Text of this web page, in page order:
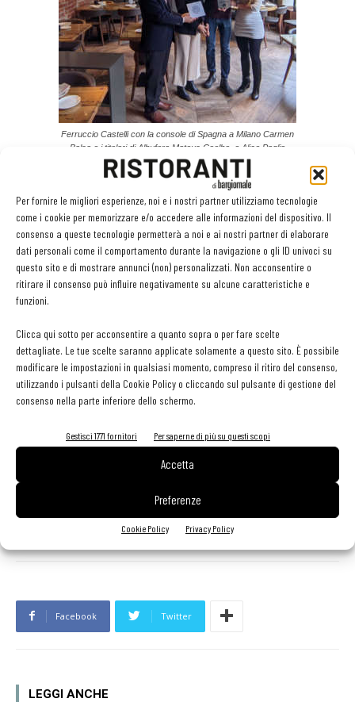
Per fornire le migliori esperienze, noi e i nostri partner utilizziamo tecnologie
come i cookie per memorizzare e/o accedere alle informazioni del dispositivo. Il
consenso a queste tecnologie permetterà a noi e ai nostri partner di elaborare
dati personali come il comportamento durante la navigazione o gli ID univoci su
questo sito e di mostrare annunci (non) personalizzati. Non acconsentire o
ritirare il consenso può influire negativamente su alcune caratteristiche e
funzioni.
Clicca qui sotto per acconsentire a quanto sopra o per fare scelte
dettagliate. Le tue scelte saranno applicate solamente a questo sito. È possibile
modificare le impostazioni in qualsiasi momento, compreso il ritiro del consenso,
utilizzando i pulsanti della Cookie Policy o cliccando sul pulsante di gestione del
consenso nella parte inferiore dello schermo.
Gestisci 1771 fornitori Per saperne di più su questi scopi
Accetta
Preferenze
Cookie Policy Privacy Policy
Ferruccio Castelli con la console di Spagna a Milano Carmen
Balsa e i titolari di Albufera Mateus Coelho e Alice Paglia
Tra i criteri necessari per potersi fregiare del marchio quelli di
utilizzare prodotti di produzione spagnola (vini, olio, salumi,
formaggi) e di proporre piatti e ricette tipicamente spagnoli per
almeno il 60% dell'offerta, collaborare con almeno una persona in
sala in grado di spiegare ai clienti, in spagnolo, l'origine e la
preparazione dei piatti, collaborare con uno chef qualificato nella
Nella foto in apertura un momento della consegna del Certificato
Restaurants From Spain al titolare di La Casa Iberica,Jacobo
Barreiro(a destra nella foto). Con lui ci sono
capo dipartimento Agroalimentari, vini e servizi dell'Ufficio
Commerciale dell'ambasciata di Spagna, eCarmen Balsa, console
La casa Iberica
Facebook Twitter
LEGGI ANCHE